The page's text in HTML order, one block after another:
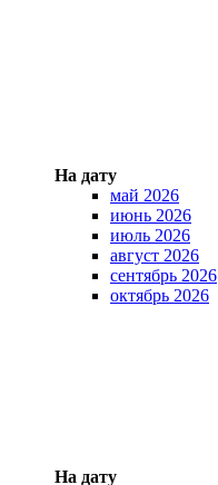
На дату
май 2026
июнь 2026
июль 2026
август 2026
сентябрь 2026
октябрь 2026
На дату